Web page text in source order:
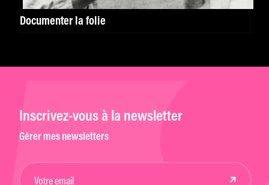
Documenter la folie
Inscrivez-vous à la newsletter
Gérer mes newsletters